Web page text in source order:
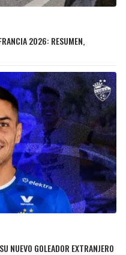
2026: RESUMEN,
NUEVO GOLEADOR EXTRANJERO